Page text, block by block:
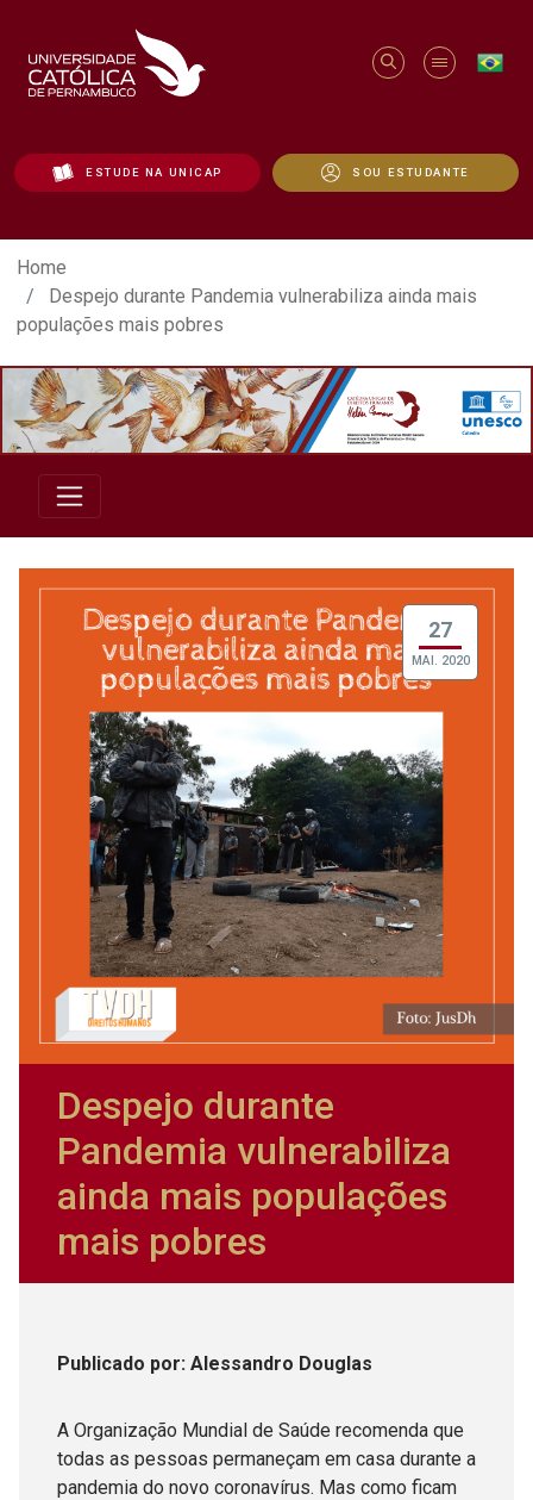
ESTUDE NA UNICAP SOU ESTUDANTE
Despejo durante Pandemia
Home
Despejo durante Pandemia vulnerabiliza ainda mais
populações mais pobres
27
MAI. 2020
Despejo durante
Pandemia vulnerabiliza
ainda mais populações
mais pobres
Publicado por: Alessandro Douglas
A Organização Mundial de Saúde recomenda que
todas as pessoas permaneçam em casa durante a
pandemia do novo coronavírus. Mas como ficam